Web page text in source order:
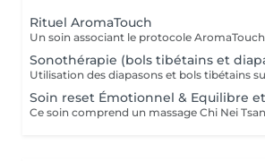
Rituel AromaTouch
Sonothérapie (bols tibétains et
Soin reset Émotionnel & Equilibre et